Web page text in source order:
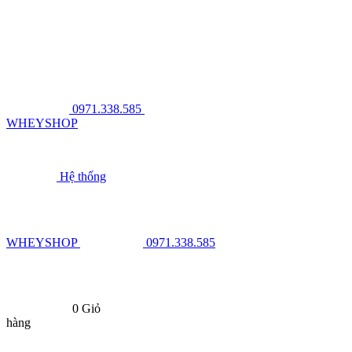
0971.338.585
WHEYSHOP
Hệ thống
WHEYSHOP 0971.338.585
0 Giỏ
hàng